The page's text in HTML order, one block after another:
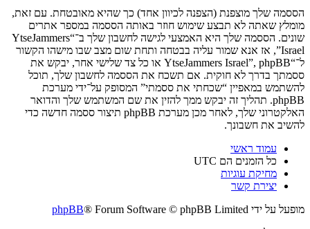
הססמה שלך מוצפנת (הצפנה לכיוון אחד) כך שהיא מאובטחת. עם זאת,
מומלץ שאתה לא תבצע שימוש חוזר באותה הססמה במספר אתרים
שונים. הססמה שלך היא האמצעי לגישה לחשבון שלך ב־“YtseJammers
Israel”, אז אנא שמור עליה בבטחה ותחת שום מצב שבו מישהו הקשור
ל־“YtseJammers Israel”, phpBB או כל צד שלישי אחר, יבקש את
ססמתך בדרך לא חוקית. אם תשכח את הססמה לחשבון שלך, תוכל
להשתמש במאפיין “שכחתי את ססמתי” המסופק על־ידי מערכת
phpBB. תהליך זה יבקש ממך להזין את שם המשתמש שלך והדואר
האלקטרוני שלך, לאחר מכן מערכת phpBB תיצור ססמה חדשה כדי
להשיב את חשבונך.
עמוד ראשי
כל הזמנים הם UTC
מחיקת עוגיות
יצירת קשר
מופעל על ידי
phpBB® Forum Software © phpBB Limited